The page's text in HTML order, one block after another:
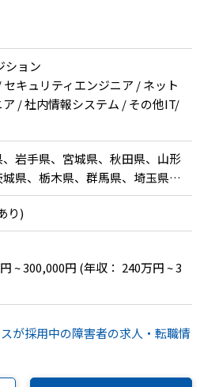
ション
キュリティエンジニア / ネット
/ 社内情報システム / その他IT/
岩手県、宮城県、秋田県、山形
県、栃木県、群馬県、埼玉県、
神奈川県、新潟県、富山県、石
梨県、長野県、岐阜県、静岡
県、滋賀県、京都府、大阪府、
和歌山県、鳥取県、島根県、岡
口県、徳島県、香川県、愛媛
県、佐賀県、長崎県、熊本県、
鹿児島県、沖縄県、その他
り)
~ 300,000円 (年収： 240万円 ~ 3
が採用中の障害者の求人・転職情